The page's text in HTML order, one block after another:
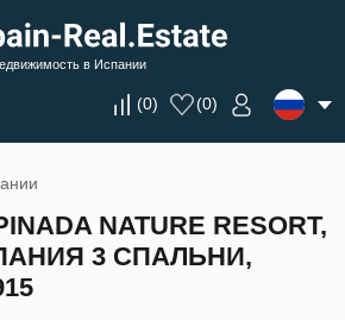
в Испании
(0) (0)
NATURE RESORT,
3 СПАЛЬНИ,